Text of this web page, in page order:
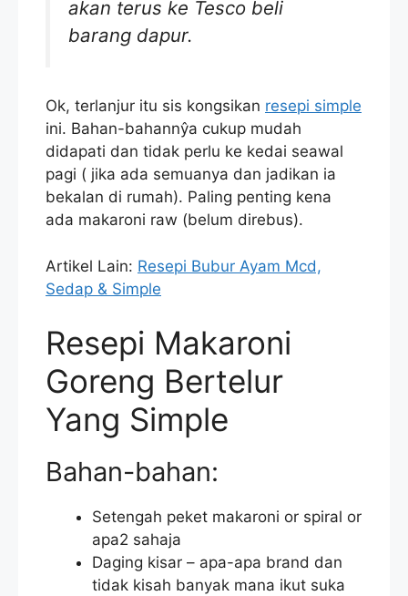
akan terus ke Tesco beli
barang dapur.
Ok, terlanjur itu sis kongsikan resepi simple
ini. Bahan-bahannŷa cukup mudah
didapati dan tidak perlu ke kedai seawal
pagi ( jika ada semuanya dan jadikan ia
bekalan di rumah). Paling penting kena
ada makaroni raw (belum direbus).
Artikel Lain: Resepi Bubur Ayam Mcd,
Sedap & Simple
Resepi Makaroni
Goreng Bertelur
Yang Simple
Bahan-bahan:
Setengah peket makaroni or spiral or
apa2 sahaja
Daging kisar – apa-apa brand dan
tidak kisah banyak mana ikut suka